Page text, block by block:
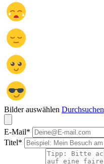
Bilder auswählen Durchsuchen
E-Mail*
Titel*